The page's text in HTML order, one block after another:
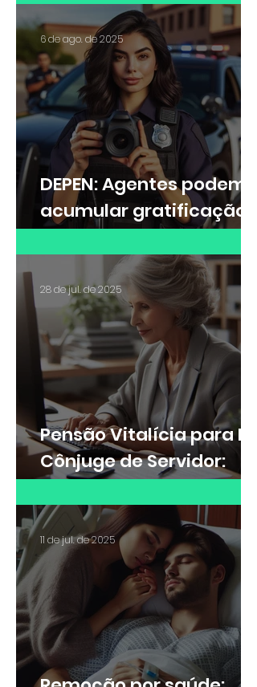
DEPEN: Agentes podem
acumular gratificação
de Raio-X e adicional de
insalubridade?
6 de ago. de 2025
Pensão Vitalícia para Ex-
Cônjuge de Servidor:
Saiba quando é possível
receber
28 de jul. de 2025
11 de jul. de 2025